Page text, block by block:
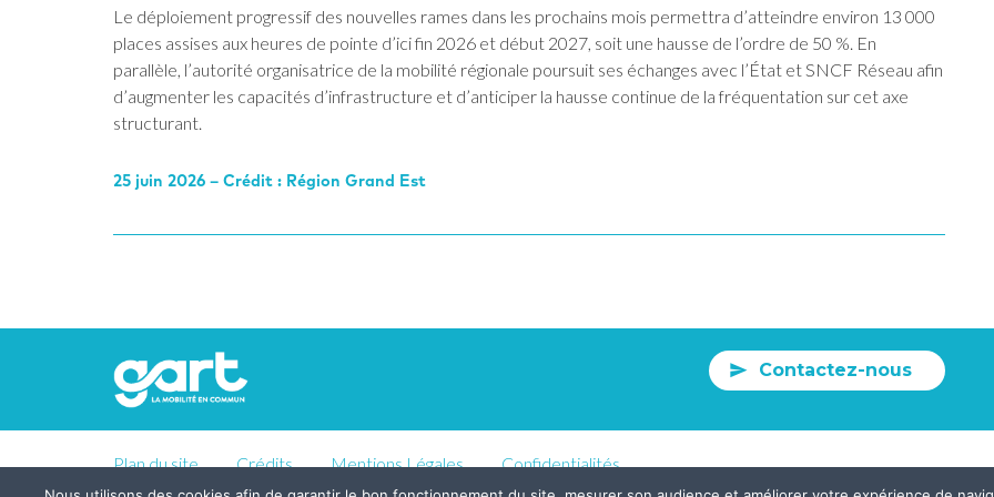
Le déploiement progressif des nouvelles rames dans les prochains mois permettra d’atteindre environ 13 000
places assises aux heures de pointe d’ici fin 2026 et début 2027, soit une hausse de l’ordre de 50 %. En
parallèle, l’autorité organisatrice de la mobilité régionale poursuit ses échanges avec l’État et SNCF Réseau afin
d’augmenter les capacités d’infrastructure et d’anticiper la hausse continue de la fréquentation sur cet axe
structurant.
25 juin 2026 – Crédit : Région Grand Est
Contactez-nous
Plan du site Crédits Mentions Légales Confidentialités